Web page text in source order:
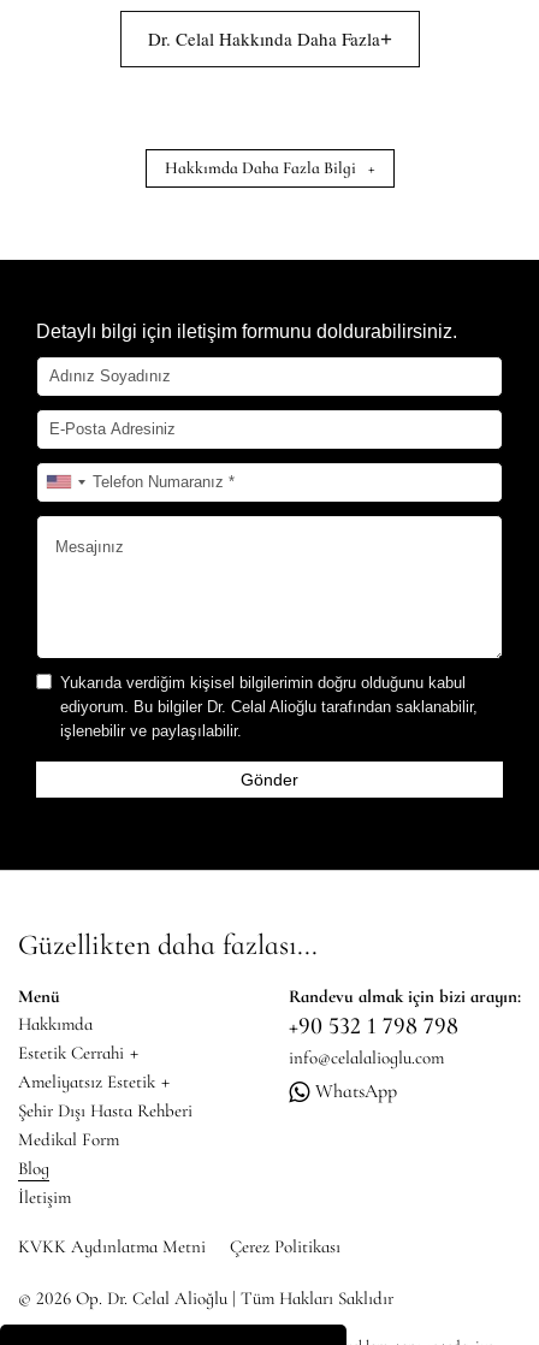
Dr. Celal Hakkında Daha Fazla+
Hakkımda Daha Fazla Bilgi +
Detaylı bilgi için iletişim formunu doldurabilirsiniz.
Yukarıda verdiğim kişisel bilgilerimin doğru olduğunu kabul
ediyorum. Bu bilgiler Dr. Celal Alioğlu tarafından saklanabilir,
işlenebilir ve paylaşılabilir.
Güzellikten daha fazlası...
Menü
Hakkımda
Estetik Cerrahi +
Ameliyatsız Estetik +
Şehir Dışı Hasta Rehberi
Medikal Form
Blog
İletişim
Randevu almak için bizi arayın:
+90 532 1 798 798
info@celalalioglu.com
WhatsApp
KVKK Aydınlatma Metni Çerez Politikası
© 2026 Op. Dr. Celal Alioğlu | Tüm Hakları Saklıdır